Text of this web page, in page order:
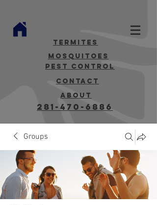
termites
mosquitoes
Pest Control
contact
about
281-470-6886
Groups